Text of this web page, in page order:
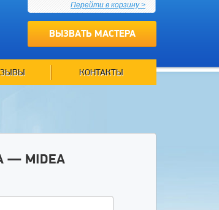
Перейти в корзину >
ВЫЗВАТЬ МАСТЕРА
КОНТАКТЫ
— MIDEA